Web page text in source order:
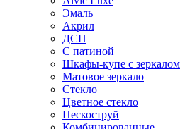
Эмаль
Акрил
ДСП
С патиной
Шкафы-купе с зеркалом
Матовое зеркало
Стекло
Цветное стекло
Пескоструй